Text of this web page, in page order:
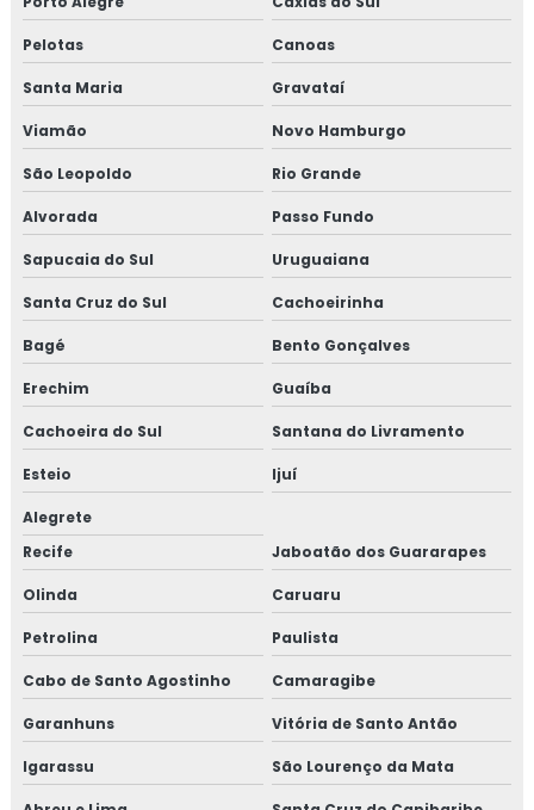
Pelotas Canoas
Santa Maria Gravataí
Viamão Novo Hamburgo
São Leopoldo Rio Grande
Alvorada Passo Fundo
Sapucaia do Sul Uruguaiana
Santa Cruz do Sul Cachoeirinha
Bagé Bento Gonçalves
Erechim Guaíba
Cachoeira do Sul Santana do Livramento
Esteio Ijuí
Alegrete
Recife
Jaboatão dos Guararapes
Olinda Caruaru
Petrolina Paulista
Cabo de Santo Agostinho Camaragibe
Garanhuns Vitória de Santo Antão
Igarassu São Lourenço da Mata